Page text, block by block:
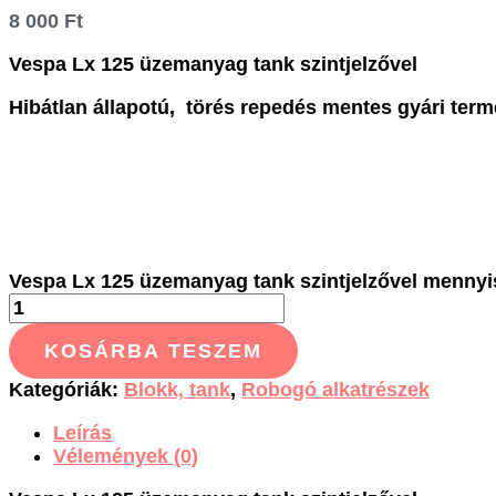
8 000 Ft
Vespa Lx 125 üzemanyag tank szintjelzővel
Hibátlan állapotú, törés repedés mentes gyári
Vespa Lx 125 üzemanyag tank szintjelzővel
KOSÁRBA TESZEM
Kategóriák: Blokk, tank, Robogó alkatrészek
Leírás
Vélemények (0)